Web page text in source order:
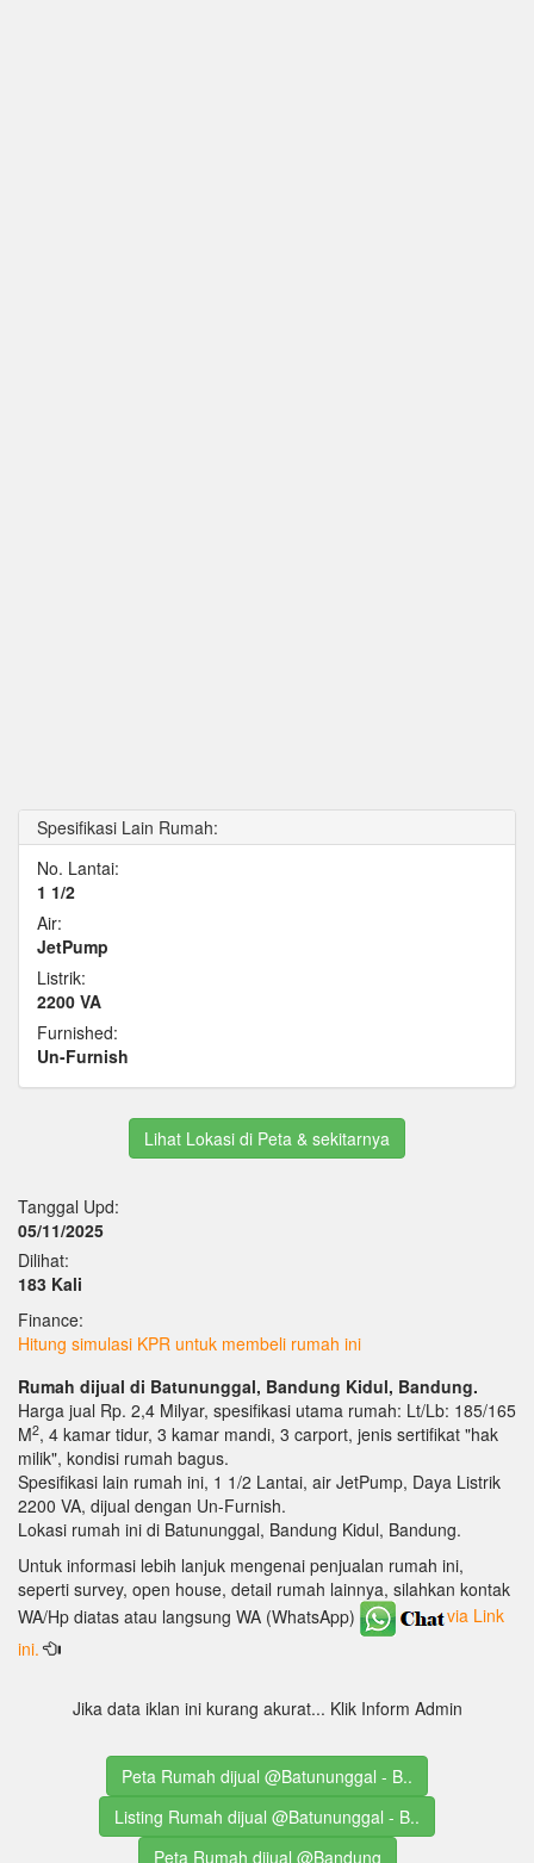
Spesifikasi Lain Rumah:
No. Lantai:
1 1/2
Air:
JetPump
Listrik:
2200 VA
Furnished:
Un-Furnish
Lihat Lokasi di Peta & sekitarnya
Tanggal Upd:
05/11/2025
Dilihat:
183 Kali
Finance:
Hitung simulasi KPR untuk membeli rumah ini
Rumah dijual di Batununggal, Bandung Kidul, Bandung.
Harga jual Rp. 2,4 Milyar, spesifikasi utama rumah: Lt/Lb: 185/165
M2, 4 kamar tidur, 3 kamar mandi, 3 carport, jenis sertifikat "hak
milik", kondisi rumah bagus.
Spesifikasi lain rumah ini, 1 1/2 Lantai, air JetPump, Daya Listrik
2200 VA, dijual dengan Un-Furnish.
Lokasi rumah ini di Batununggal, Bandung Kidul, Bandung.
Untuk informasi lebih lanjuk mengenai penjualan rumah ini,
seperti survey, open house, detail rumah lainnya, silahkan kontak
WA/Hp diatas atau langsung WA (WhatsApp)
via Link
ini.
Jika data iklan ini kurang akurat... Klik Inform Admin
Peta Rumah dijual @Batununggal - B..
Listing Rumah dijual @Batununggal - B..
Peta Rumah dijual @Bandung